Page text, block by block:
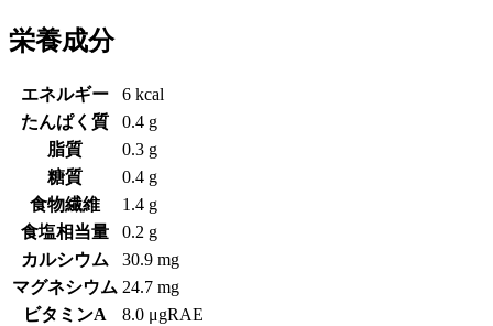
栄養成分
エネルギー
6 kcal
たんぱく質
0.4 g
脂質
0.3 g
糖質
0.4 g
食物繊維
1.4 g
食塩相当量
0.2 g
カルシウム
30.9 mg
マグネシウム 24.7 mg
ビタミンA
8.0 μgRAE